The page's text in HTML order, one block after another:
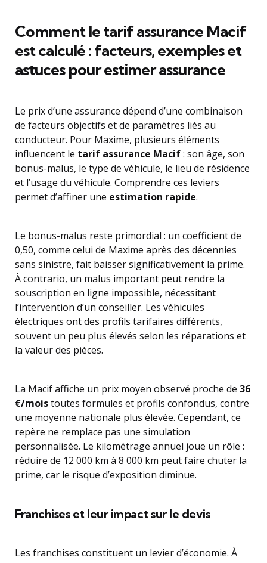
Comment le tarif assurance Macif
est calculé : facteurs, exemples et
astuces pour estimer assurance
Le prix d’une assurance dépend d’une combinaison
de facteurs objectifs et de paramètres liés au
conducteur. Pour Maxime, plusieurs éléments
influencent le tarif assurance Macif: son âge, son
bonus-malus, le type de véhicule, le lieu de résidence
et l’usage du véhicule. Comprendre ces leviers
permet d’affiner une estimation rapide.
Le bonus-malus reste primordial : un coefficient de
0,50, comme celui de Maxime après des décennies
sans sinistre, fait baisser significativement la prime.
À contrario, un malus important peut rendre la
souscription en ligne impossible, nécessitant
l’intervention d’un conseiller. Les véhicules
électriques ont des profils tarifaires différents,
souvent un peu plus élevés selon les réparations et
la valeur des pièces.
La Macif affiche un prix moyen observé proche de 36
€/moistoutes formules et profils confondus, contre
une moyenne nationale plus élevée. Cependant, ce
repère ne remplace pas une simulation
personnalisée. Le kilométrage annuel joue un rôle :
réduire de 12 000 km à 8 000 km peut faire chuter la
prime, car le risque d’exposition diminue.
Franchises et leur impact sur le devis
Les franchises constituent un levier d’économie. À